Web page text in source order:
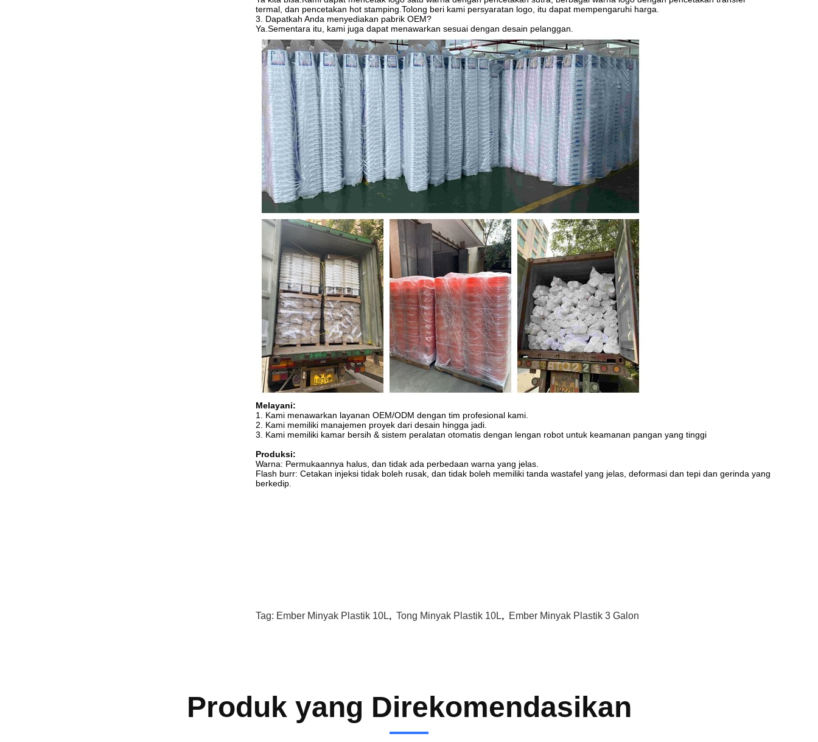
termal, dan pencetakan hot stamping.Tolong beri kami persyaratan logo, itu dapat mempengaruhi harga.
3. Dapatkah Anda menyediakan pabrik OEM?
Ya.Sementara itu, kami juga dapat menawarkan sesuai dengan desain pelanggan.
Melayani:
1. Kami menawarkan layanan OEM/ODM dengan tim profesional kami.
2. Kami memiliki manajemen proyek dari desain hingga jadi.
3. Kami memiliki kamar bersih & sistem peralatan otomatis dengan lengan robot untuk keamanan pangan yang tinggi
Produksi:
Warna: Permukaannya halus, dan tidak ada perbedaan warna yang jelas.
Flash burr: Cetakan injeksi tidak boleh rusak, dan tidak boleh memiliki tanda wastafel yang jelas, deformasi dan tepi dan gerinda yang
berkedip.
Tag: Ember Minyak Plastik 10L, Tong Minyak Plastik 10L, Ember Minyak Plastik 3 Galon
Produk yang Direkomendasikan